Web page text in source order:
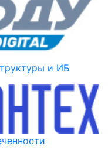
и ИБ